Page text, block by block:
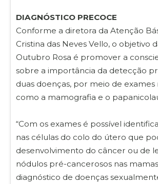
DIAGNÓSTICO PRECOCE
Conforme a diretora da Atenção
Cristina das Neves Vello, o objetivo
Outubro Rosa é promover a
sobre a importância da detecção
duas doenças, por meio de exames
como a mamografia e o
“Com os exames é possível
nas células do colo do útero que
desenvolvimento do câncer ou de
nódulos pré-cancerosos nas
diagnóstico de doenças